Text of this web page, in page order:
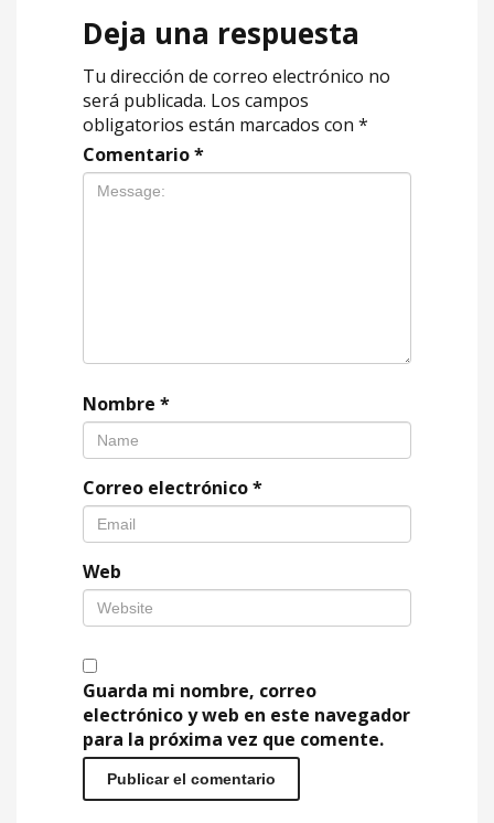
Deja una respuesta
Tu dirección de correo electrónico no
será publicada. Los campos
obligatorios están marcados con *
Comentario*
Nombre *
Correo electrónico*
Web
Guarda mi nombre, correo
electrónico y web en este navegador
para la próxima vez que comente.